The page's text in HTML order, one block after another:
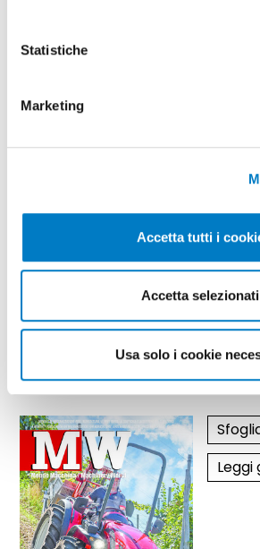
Statistiche
Marketing
Accetta tutti i
Accetta selezionati
Usa solo i cookie
Maggio -
anno 2026 / nr. 5-6
Leggi